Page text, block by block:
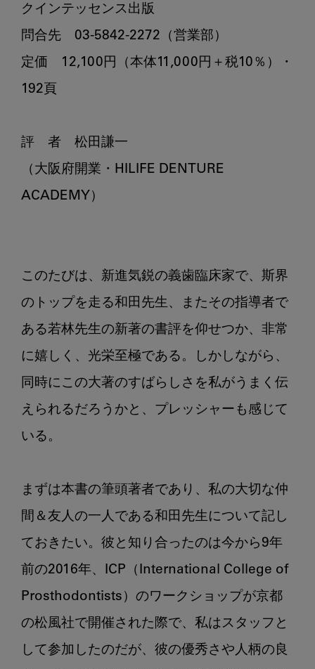
クインテッセンス出版
問合先　03-5842-2272（営業部）
定価　12,100円（本体11,000円＋税10％）・
192頁
評　者　松田謙一
（大阪府開業・HILIFE DENTURE
ACADEMY）
このたびは、新進気鋭の義歯臨床家で、斯界
のトップを走る和田先生、またその指導者で
ある若林先生の新著の書評を仰せつか、非常
に嬉しく、光栄至極である。しかしながら、
同時にこの大著のすばらしさを私がうまく伝
えられるだろうかと、プレッシャーも感じて
いる。
まずは本書の筆頭著者であり、私の大切な仲
間＆友人の一人である和田先生について記し
ておきたい。彼と知り合ったのは今から9年
前の2016年、ICP（International College of
Prosthodontists）のワークショップが京都
の松風社で開催された際で、私はスタッフと
して参加したのだが、彼の優秀さや人柄の良